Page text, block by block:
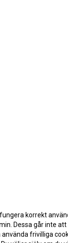
korrekt
Dessa går inte att
använda frivilliga